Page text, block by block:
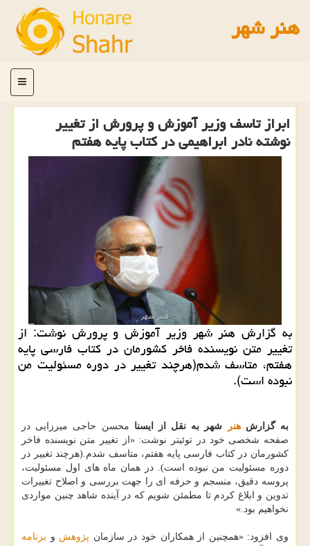
هنر شهر
منو
ابراز تاسف وزیر آموزش و پرورش از تغییر
نوشته نادر ابراهیمی در كتاب پایه هفتم
به گزارش هنر شهر وزیر آموزش و پرورش نوشت: از
تغییر متن نویسنده فاخر كشورمان در كتاب فارسی پایه
هفتم، متاسف شدم(هرچند تغییر در دوره مسئولیت من
نبوده است).
به گزارشهنر شهر به نقل از ایسنا محسن حاجی میرزایی در
صفحه شخصی خود در توئیتر نوشت: «از تغییر متن نویسنده فاخر
کشورمان در کتاب فارسی پایه هفتم، متاسف شدم.(هرچند تغییر در
دوره مسئولیت من نبوده است). در همان ماه های اول مسئولیت،
پروسه دقیق، منسجم و حرفه ای را جهت بررسی و اصلاح تغییرات
تدوین و ابلاغ کردم تا مطمئن شویم که در آینده شاهد چنین مواردی
نخواهیم بود.»
وی افزود: «همچنین از همکاران خود در سازمان پژوهش و برنامه